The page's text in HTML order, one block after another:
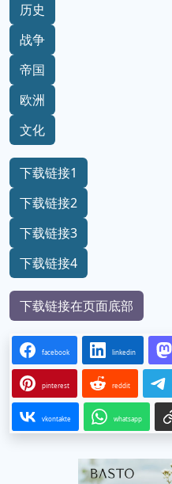
历史
战争
帝国
欧洲
文化
下载链接1
下载链接2
下载链接3
下载链接4
下载链接在页面底部
facebook linkedin
pinterest reddit
vkontakte whatsapp